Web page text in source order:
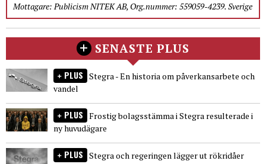
Mottagare: Publicism NITEK AB, Org.nummer: 559059-4239. Sverige
SENASTE PLUS
PLUS Stegra - En historia om påverkansarbete och
vandel
PLUS Frostig bolagsstämma i Stegra resulterade i
ny huvudägare
PLUS Stegra och regeringen lägger ut rökridåer